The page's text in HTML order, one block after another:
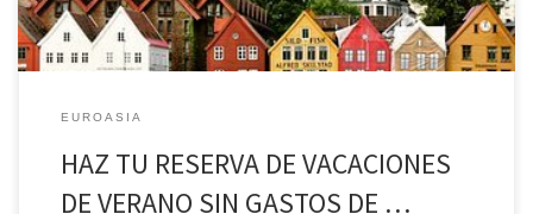
EUROASIA
HAZ TU RESERVA DE VACACIONES
DE VERANO SIN GASTOS DE …